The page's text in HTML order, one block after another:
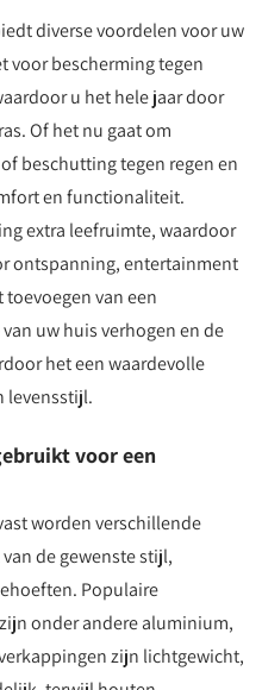
diverse voordelen voor uw
voor bescherming tegen
u het hele jaar door
Of het nu gaat om
beschutting tegen regen en
en functionaliteit.
extra leefruimte, waardoor
ontspanning, entertainment
van een
uw huis verhogen en de
het een waardevolle
levensstijl.
voor een
worden verschillende
de gewenste stijl,
Populaire
onder andere aluminium,
zijn lichtgewicht,